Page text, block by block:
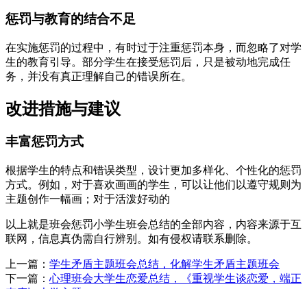
惩罚与教育的结合不足
在实施惩罚的过程中，有时过于注重惩罚本身，而忽略了对学
生的教育引导。部分学生在接受惩罚后，只是被动地完成任
务，并没有真正理解自己的错误所在。
改进措施与建议
丰富惩罚方式
根据学生的特点和错误类型，设计更加多样化、个性化的惩罚
方式。例如，对于喜欢画画的学生，可以让他们以遵守规则为
主题创作一幅画；对于活泼好动的
以上就是班会惩罚小学生班会总结的全部内容，内容来源于互
联网，信息真伪需自行辨别。如有侵权请联系删除。
上一篇： 学生矛盾主题班会总结，化解学生矛盾主题班会
下一篇： 心理班会大学生恋爱总结，《重视学生谈恋爱，端正